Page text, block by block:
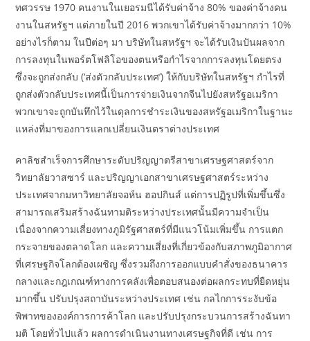
ทศวรรษ 1970 คนงานในเยอรมนีได้รับค่าจ้าง 80% ของค่าจ้างคน
งานในสหรัฐฯ แต่ภายในปี 2016 พวกเขาได้รับค่าจ้างมากกว่า 10%
อย่างไรก็ตาม ในปีต่อๆ มา บริษัทในสหรัฐฯ จะได้รับเงินปันผลจาก
การลงทุนในพอร์ตโฟลิโอของตนหรือกำไรจากการลงทุนโดยตรง
ซึ่งจะถูกส่งกลับ (‘ส่งตัวกลับประเทศ’) ให้กับบริษัทในสหรัฐฯ กำไรที่
ถูกส่งตัวกลับประเทศนี้เป็นการจ่ายเงินจากจีนไปยังสหรัฐอเมริกา
พวกเขาจะถูกบันทึกไว้ในดุลการชำระเงินของสหรัฐอเมริกาในฐานะ
แหล่งที่มาของการแลกเปลี่ยนเงินตราต่างประเทศ
คาลิชสำเร็จการศึกษาระดับปริญญาตรีสาขาเศรษฐศาสตร์จาก
วิทยาลัยวาสซาร์ และปริญญาเอกสาขาเศรษฐศาสตร์ระหว่าง
ประเทศจากมหาวิทยาลัยจอห์น ฮอปกินส์ แต่การปฏิรูปที่เพิ่มขึ้นซึ่ง
สามารถเสริมสร้างฉันทามติระหว่างประเทศนั้นมีความจำเป็น
เนื่องจากความเสี่ยงทางภูมิรัฐศาสตร์ที่มีแนวโน้มเพิ่มขึ้น การแตก
กระจายของตลาดโลก และความเสี่ยงที่เกี่ยวข้องกับสภาพภูมิอากาศ
ที่เศรษฐกิจโลกต้องเผชิญ ซึ่งรวมถึงการออกแบบคำสั่งของธนาคาร
กลางและกฎเกณฑ์ทางการคลังเพื่อตอบสนองต่อผลกระทบที่ยืดหยุ่น
มากขึ้น ปรับปรุงสถาบันระหว่างประเทศ เช่น กลไกการระงับข้อ
พิพาทขององค์การการค้าโลก และปรับปรุงกระบวนการสร้างฉันทา
มติ โดยทั่วไปแล้ว ผลการดำเนินงานทางเศรษฐกิจที่ดี เช่น การ